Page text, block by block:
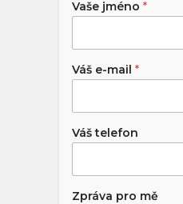
Vaše jméno *
Váš e-mail *
Váš telefon
Zpráva pro mě